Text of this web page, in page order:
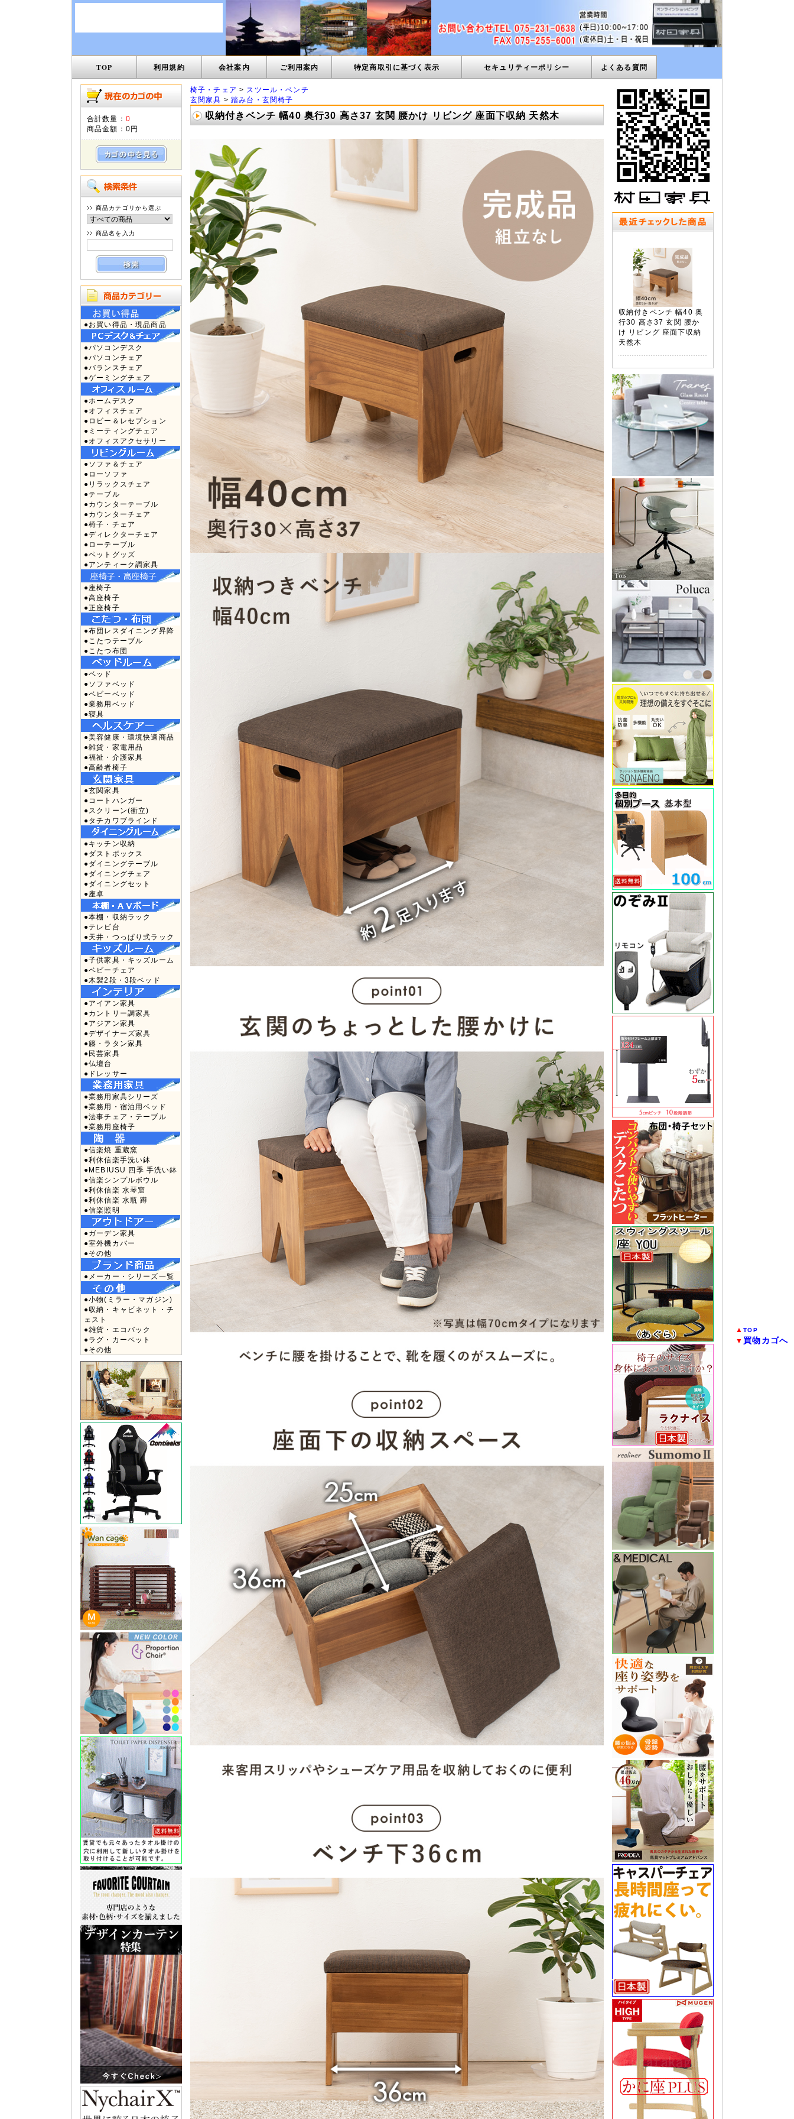
TOP 利用規約 会社案内 ご利用案内 特定商取引に基づく表示 セキュリティーポリシー よくある質問
合計数量： 0
商品金額： 0円
商品カテゴリから選ぶ
商品名を入力
●お買い得品・現品商品
●パソコンデスク
●パソコンチェア
●バランスチェア
●ゲーミングチェア
●ホームデスク
●オフィスチェア
●ロビー＆レセプション
●ミーティングチェア
●オフィスアクセサリー
●ソファ＆チェア
●ローソファ
●リラックスチェア
●テーブル
●カウンターテーブル
●カウンターチェア
●椅子・チェア
●ディレクターチェア
●ローテーブル
●ペットグッズ
●アンティーク調家具
●座椅子
●高座椅子
●正座椅子
●布団レスダイニング昇降
●こたつテーブル
●こたつ布団
●ベッド
●ソファベッド
●ベビーベッド
●業務用ベッド
●寝具
●美容健康・環境快適商品
●雑貨・家電用品
●福祉・介護家具
●高齢者椅子
●玄関家具
●コートハンガー
●スクリーン(衝立)
●タチカワブラインド
●キッチン収納
●ダストボックス
●ダイニングテーブル
●ダイニングチェア
●ダイニングセット
●座卓
●本棚・収納ラック
●テレビ台
●天井・つっぱり式ラック
●子供家具・キッズルーム
●ベビーチェア
●木製2段・3段ベッド
●アイアン家具
●カントリー調家具
●アジアン家具
●デザイナーズ家具
●籐・ラタン家具
●民芸家具
●仏壇台
●ドレッサー
●業務用家具シリーズ
●業務用・宿泊用ベッド
●法事チェア・テーブル
●業務用座椅子
●信楽焼 重蔵窯
●利休信楽手洗い鉢
●MEBIUSU 四季 手洗い鉢
●信楽シンプルボウル
●利休信楽 水琴窟
●利休信楽 水瓶 蹲
●信楽照明
●ガーデン家具
●室外機カバー
●その他
●メーカー・シリーズ一覧
●小物(ミラー・マガジン)
●収納・キャビネット・チ
ェスト
●雑貨・エコバック
●ラグ・カーペット
●その他
椅子・チェア > スツール・ベンチ
玄関家具 >踏み台・玄関椅子
収納付きベンチ 幅40 奥行30 高さ37 玄関 腰かけ リビング 座面下収納 天然木
収納付きベンチ 幅40 奥
行30 高さ37 玄関 腰か
け リビング 座面下収納
天然木
▲TOP
▼ 買物カゴへ